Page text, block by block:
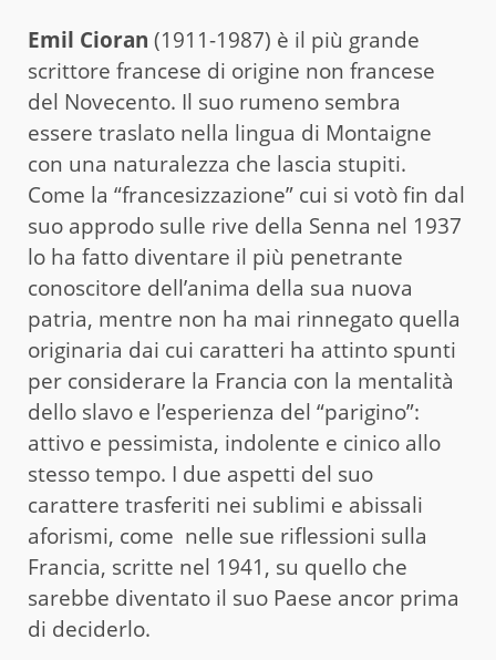
Emil Cioran (1911-1987) è il più grande
scrittore francese di origine non francese
del Novecento. Il suo rumeno sembra
essere traslato nella lingua di Montaigne
con una naturalezza che lascia stupiti.
Come la “francesizzazione” cui si votò fin dal
suo approdo sulle rive della Senna nel 1937
lo ha fatto diventare il più penetrante
conoscitore dell’anima della sua nuova
patria, mentre non ha mai rinnegato quella
originaria dai cui caratteri ha attinto spunti
per considerare la Francia con la mentalità
dello slavo e l’esperienza del “parigino”:
attivo e pessimista, indolente e cinico allo
stesso tempo. I due aspetti del suo
carattere trasferiti nei sublimi e abissali
aforismi, come nelle sue riflessioni sulla
Francia, scritte nel 1941, su quello che
sarebbe diventato il suo Paese ancor prima
di deciderlo.